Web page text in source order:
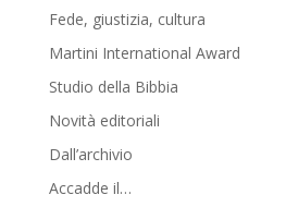
Fede, giustizia, cultura
Martini International Award
Studio della Bibbia
Novità editoriali
Dall’archivio
Accadde il…